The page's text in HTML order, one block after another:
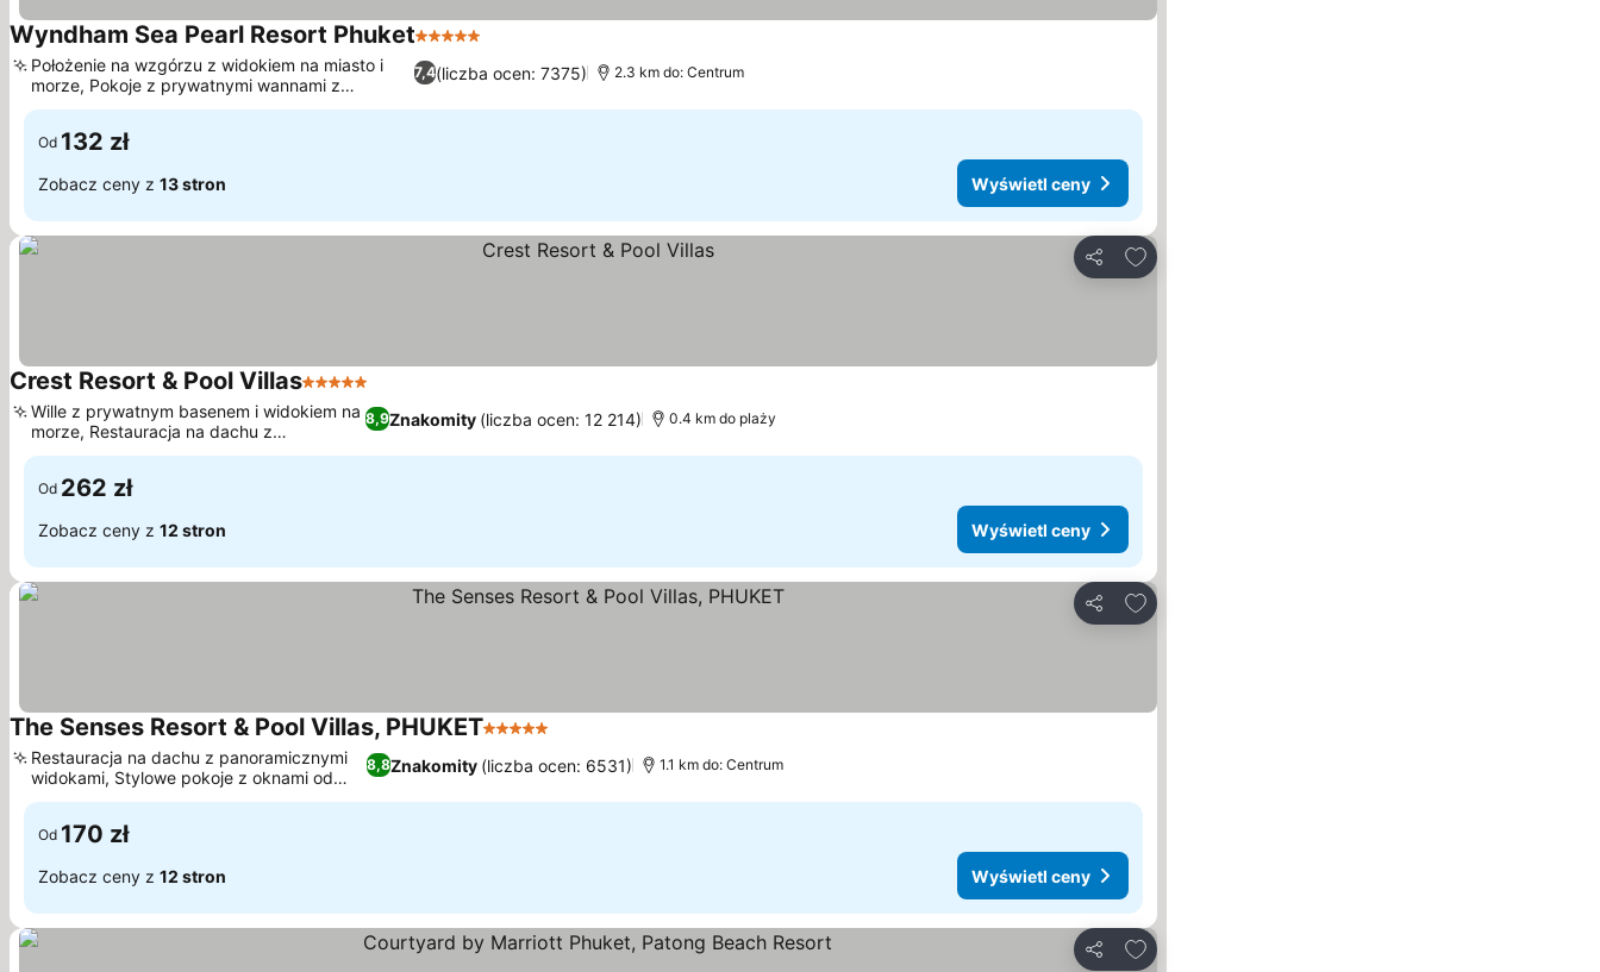
Wyndham Sea Pearl Resort Phuket5 Kategoria
7,4(liczba ocen: 7375)
Położenie na wzgórzu z widokiem na miasto i
morze, Pokoje z prywatnymi wannami z
hydromasażem
2.3 km do: Centrum
Od 132 zł
Zobacz ceny z 13 stron Wyświetl ceny
Udostępnij
Dodaj do ulubionych
Crest Resort & Pool Villas5 Kategoria
8,9Znakomity (liczba ocen: 12 214)
Wille z prywatnym basenem i widokiem na
morze, Restauracja na dachu z
malowniczymi widokami
0.4 km do plaży
Od 262 zł
Zobacz ceny z 12 stron Wyświetl ceny
Udostępnij
Dodaj do ulubionych
The Senses Resort & Pool Villas, PHUKET5 Kategoria
8,8Znakomity (liczba ocen: 6531)
Restauracja na dachu z panoramicznymi
widokami, Stylowe pokoje z oknami od
podłogi do sufitu
1.1 km do: Centrum
Od 170 zł
Zobacz ceny z 12 stron Wyświetl ceny
Udostępnij
Dodaj do ulubionych